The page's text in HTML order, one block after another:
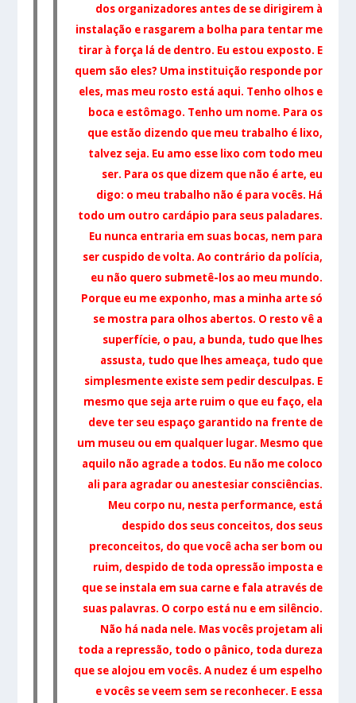
dos organizadores antes de se dirigirem à
instalação e rasgarem a bolha para tentar me
tirar à força lá de dentro. Eu estou exposto. E
quem são eles? Uma instituição responde por
eles, mas meu rosto está aqui. Tenho olhos e
boca e estômago. Tenho um nome. Para os
que estão dizendo que meu trabalho é lixo,
talvez seja. Eu amo esse lixo com todo meu
ser. Para os que dizem que não é arte, eu
digo: o meu trabalho não é para vocês. Há
todo um outro cardápio para seus paladares.
Eu nunca entraria em suas bocas, nem para
ser cuspido de volta. Ao contrário da polícia,
eu não quero submetê-los ao meu mundo.
Porque eu me exponho, mas a minha arte só
se mostra para olhos abertos. O resto vê a
superfície, o pau, a bunda, tudo que lhes
assusta, tudo que lhes ameaça, tudo que
simplesmente existe sem pedir desculpas. E
mesmo que seja arte ruim o que eu faço, ela
deve ter seu espaço garantido na frente de
um museu ou em qualquer lugar. Mesmo que
aquilo não agrade a todos. Eu não me coloco
ali para agradar ou anestesiar consciências.
Meu corpo nu, nesta performance, está
despido dos seus conceitos, dos seus
preconceitos, do que você acha ser bom ou
ruim, despido de toda opressão imposta e
que se instala em sua carne e fala através de
suas palavras. O corpo está nu e em silêncio.
Não há nada nele. Mas vocês projetam ali
toda a repressão, todo o pânico, toda dureza
que se alojou em vocês. A nudez é um espelho
e vocês se veem sem se reconhecer. E essa